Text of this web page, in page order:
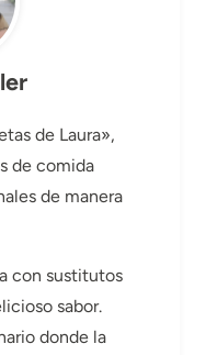
de Laura»,
de comida
de manera
con sustitutos
sabor.
donde la